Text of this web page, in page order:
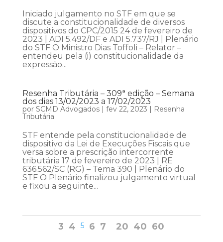
Iniciado julgamento no STF em que se
discute a constitucionalidade de diversos
dispositivos do CPC/2015 24 de fevereiro de
2023 | ADI 5.492/DF e ADI 5.737/RJ | Plenário
do STF O Ministro Dias Toffoli – Relator –
entendeu pela (i) constitucionalidade da
expressão...
Resenha Tributária – 309ª edição – Semana
dos dias 13/02/2023 a 17/02/2023
por SCMD Advogados| fev 22, 2023 | Resenha
Tributária
STF entende pela constitucionalidade de
dispositivo da Lei de Execuções Fiscais que
versa sobre a prescrição intercorrente
tributária 17 de fevereiro de 2023 | RE
636.562/SC (RG) – Tema 390 | Plenário do
STF O Plenário finalizou julgamento virtual
e fixou a seguinte...
3 4 5 6 7 20 40 60